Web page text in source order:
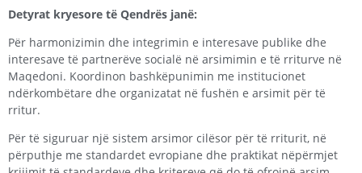
Detyrat kryesore të Qendrës janë:
Për harmonizimin dhe integrimin e interesave publike dhe
interesave të partnerëve socialë në arsimimin e të rriturve në
Maqedoni. Koordinon bashkëpunimin me institucionet
ndërkombëtare dhe organizatat në fushën e arsimit për të
rritur.
Për të siguruar një sistem arsimor cilësor për të rriturit, në
përputhje me standardet evropiane dhe praktikat nëpërmjet